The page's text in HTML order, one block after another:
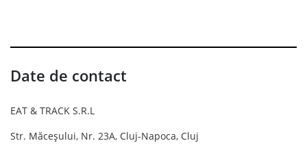
Date de contact
EAT & TRACK S.R.L
Str. Măceșului, Nr. 23A, Cluj-Napoca, Cluj